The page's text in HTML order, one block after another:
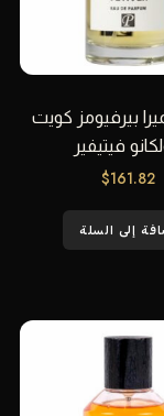
بيرفيومز كويت
فيتيفير
$161.82
إلى السلة